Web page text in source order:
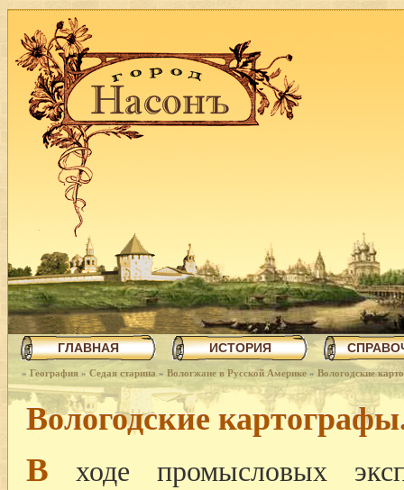
ГЛАВНАЯ ИСТОРИЯ
» География » Седая старина » Вологжане в Русской Америке » Вологодские
Вологодские
В ходе промысловых